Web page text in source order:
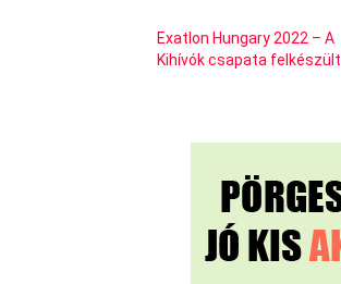
Exatlon Hungary 2022 – A
Kihívók csapata felkészült